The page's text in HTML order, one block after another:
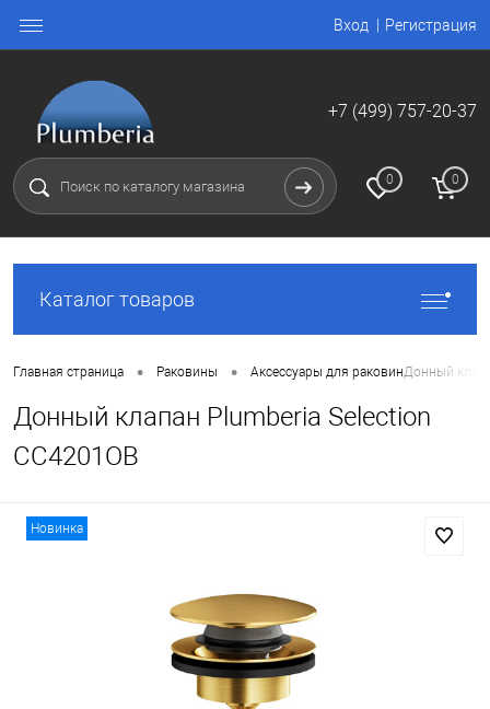
Вход Регистрация
+7 (499) 757-20-37
0 0
Каталог товаров
Главная страница • Раковины • Аксессуары для раковинДонный
Донный клапан Plumberia Selection
CC4201OB
Новинка